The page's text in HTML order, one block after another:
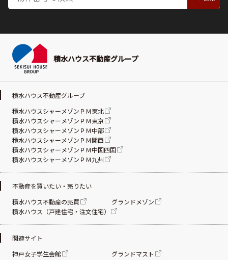
積水ハウス不動産グループ
積水ハウス不動産グループ
積水ハウスシャーメゾンＰＭ東北
積水ハウスシャーメゾンＰＭ東京
積水ハウスシャーメゾンＰＭ中部
積水ハウスシャーメゾンＰＭ関西
積水ハウスシャーメゾンＰＭ中国四国
積水ハウスシャーメゾンＰＭ九州
不動産を買いたい・売りたい
積水ハウス不動産の売買
グランドメゾン
積水ハウス（戸建住宅・注文住宅）
関連サイト
神戸女子学生会館
グランドマスト